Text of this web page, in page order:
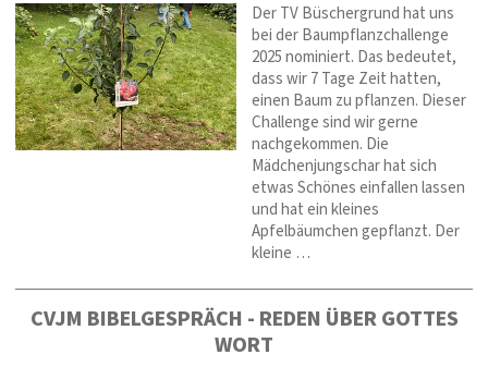
Der TV Büschergrund hat uns
bei der Baumpflanzchallenge
2025 nominiert. Das bedeutet,
dass wir 7 Tage Zeit hatten,
einen Baum zu pflanzen. Dieser
Challenge sind wir gerne
nachgekommen. Die
Mädchenjungschar hat sich
etwas Schönes einfallen lassen
und hat ein kleines
Apfelbäumchen gepflanzt. Der
kleine …
CVJM BIBELGESPRÄCH - REDEN ÜBER GOTTES
WORT